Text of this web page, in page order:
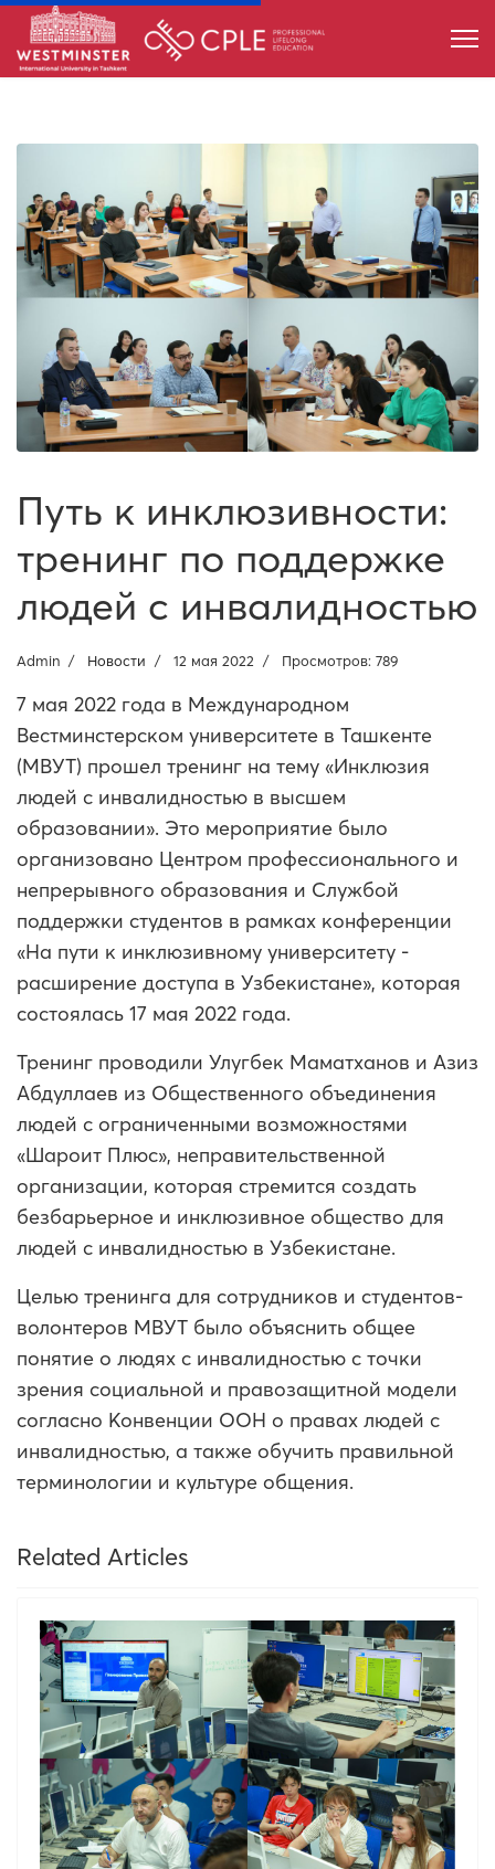
Путь к инклюзивности:
тренинг по поддержке
людей с инвалидностью
Admin Новости 12 мая 2022 Просмотров: 789
7 мая 2022 года в Международном
Вестминстерском университете в Ташкенте
(МВУТ) прошел тренинг на тему «Инклюзия
людей с инвалидностью в высшем
образовании». Это мероприятие было
организовано Центром профессионального и
непрерывного образования и Службой
поддержки студентов в рамках конференции
«На пути к инклюзивному университету -
расширение доступа в Узбекистане», которая
состоялась 17 мая 2022 года.
Тренинг проводили Улугбек Маматханов и Азиз
Абдуллаев из Общественного объединения
людей с ограниченными возможностями
«Шароит Плюс», неправительственной
организации, которая стремится создать
безбарьерное и инклюзивное общество для
людей с инвалидностью в Узбекистане.
Целью тренинга для сотрудников и студентов-
волонтеров МВУТ было объяснить общее
понятие о людях с инвалидностью с точки
зрения социальной и правозащитной модели
согласно Конвенции ООН о правах людей с
инвалидностью, а также обучить правильной
терминологии и культуре общения.
Related Articles